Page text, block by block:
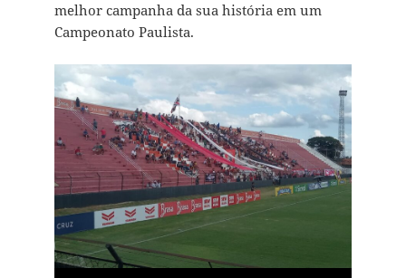
melhor campanha da sua história em um
Campeonato Paulista.